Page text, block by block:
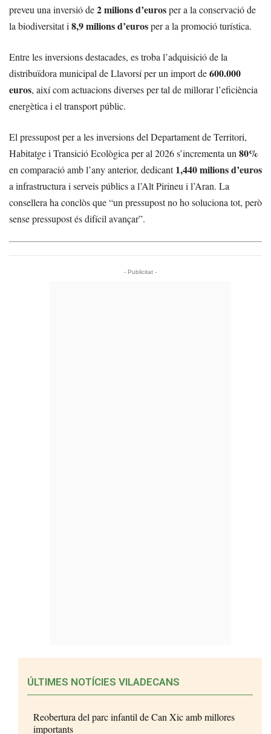
preveu una inversió de2 milions d’eurosper a la conservació de
la biodiversitat i 8,9 milions d’eurosper a la promoció turística.
Entre les inversions destacades, es troba l’adquisició de la
distribuïdora municipal de Llavorsí per un import de600.000
euros, així com actuacions diverses per tal de millorar l’eficiència
energètica i el transport públic.
El pressupost per a les inversions del Departament de Territori,
Habitatge i Transició Ecològica per al 2026 s’incrementa un 80%
en comparació amb l’any anterior, dedicant1,440 milions d’euros
a infrastructura i serveis públics a l’Alt Pirineu i l’Aran. La
consellera ha conclòs que “un pressupost no ho soluciona tot, però
sense pressupost és difícil avançar”.
- Publicitat -
ÚLTIMES NOTÍCIES VILADECANS
Reobertura del parc infantil de Can Xic amb millores
importants